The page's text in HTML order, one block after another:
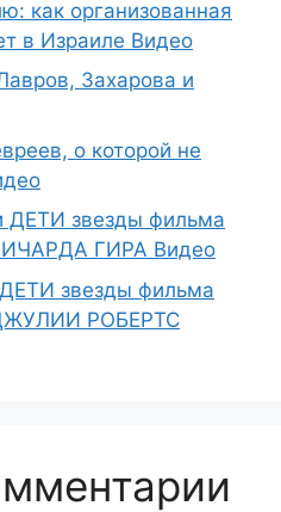
как организованная
в Израиле Видео
Захарова и
о которой не
ДЕТИ звезды фильма
ГИРА Видео
звезды фильма
РОБЕРТС